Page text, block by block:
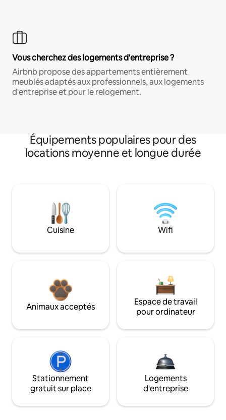
Vous cherchez des logements d'entreprise ?
Airbnb propose des appartements entièrement
meublés adaptés aux professionnels, aux logements
d'entreprise et pour le relogement.
Équipements populaires pour des
locations moyenne et longue durée
Cuisine Wifi
Animaux acceptés
Espace de travail
pour ordinateur
Stationnement
gratuit sur place
Logements
d'entreprise